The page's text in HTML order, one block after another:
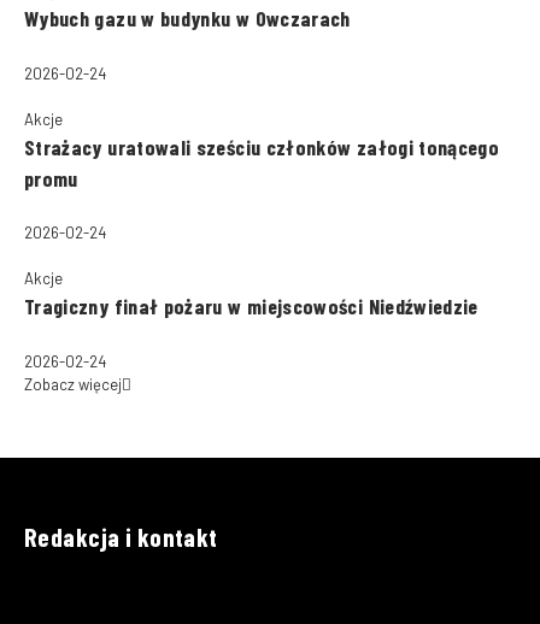
Wybuch gazu w budynku w Owczarach
2026-02-24
Akcje
Strażacy uratowali sześciu członków załogi tonącego
promu
2026-02-24
Akcje
Tragiczny finał pożaru w miejscowości Niedźwiedzie
2026-02-24
Zobacz więcej
Redakcja i kontakt